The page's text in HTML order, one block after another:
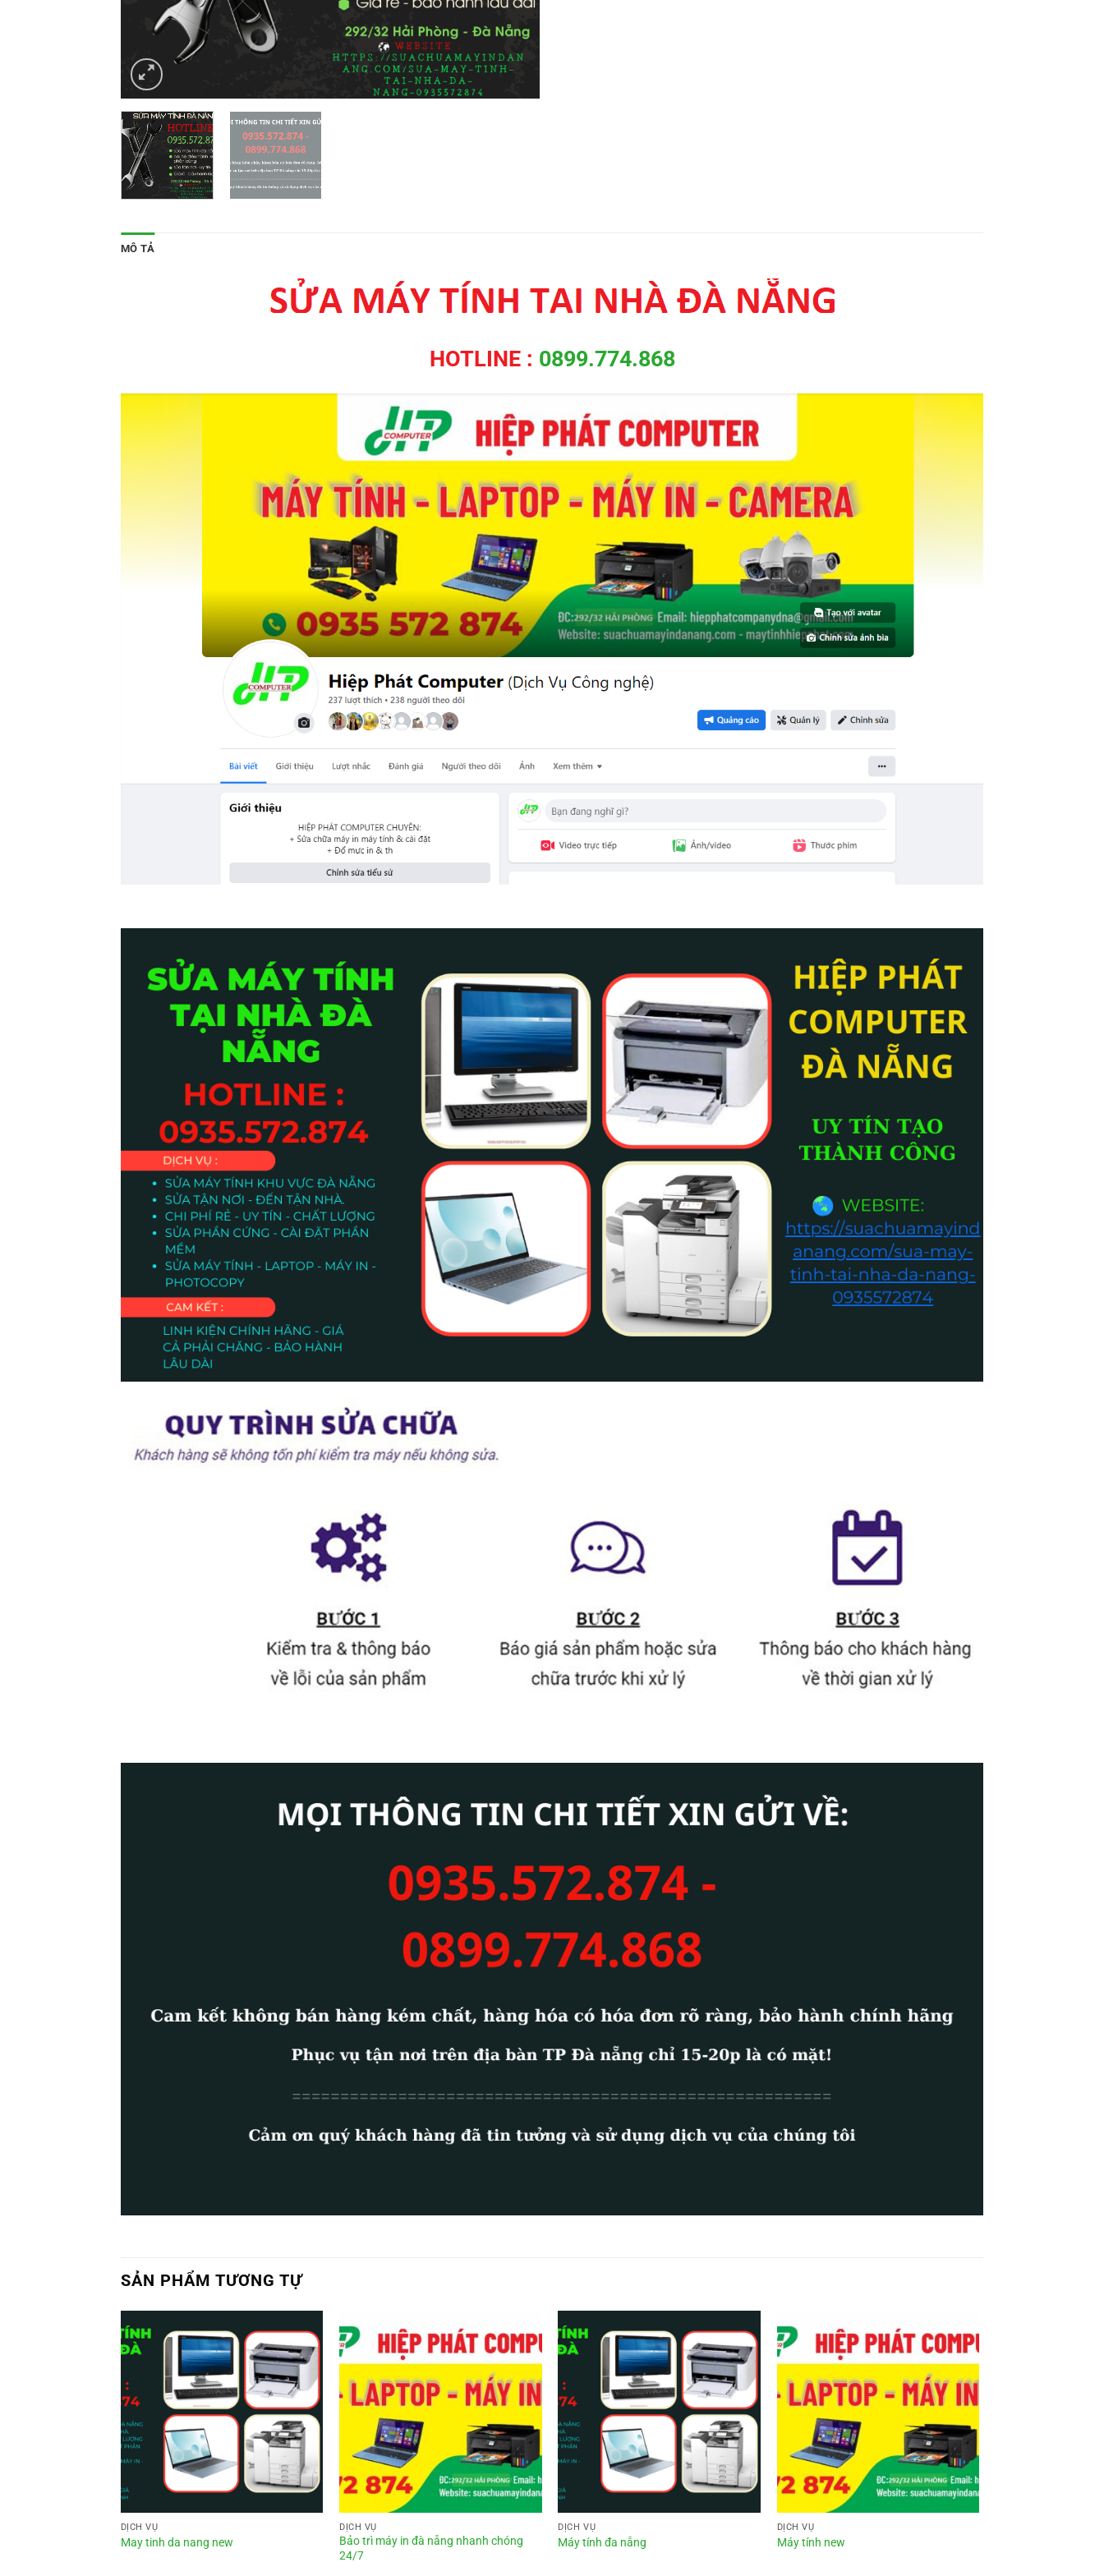
MÔ TẢ
HOTLINE : 0899.774.868
SẢN PHẨM TƯƠNG TỰ
DỊCH VỤ
May tinh da nang new
DỊCH VỤ
Bảo trì máy in đà nẵng nhanh chóng
24/7
DỊCH VỤ
Máy tính đa nẵng
DỊCH VỤ
Máy tính new